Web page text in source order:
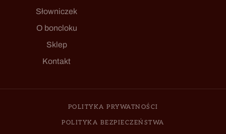
Słowniczek
O boncloku
Sklep
Kontakt
POLITYKA PRYWATNOŚCI
POLITYKA BEZPIECZEŃSTWA